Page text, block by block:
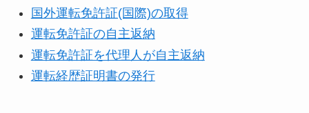
国外運転免許証(国際)の取得
運転免許証の自主返納
運転免許証を代理人が自主返納
運転経歴証明書の発行